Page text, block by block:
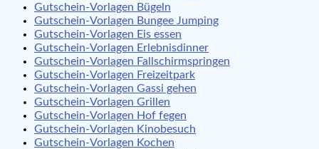
Gutschein-Vorlagen Bügeln
Gutschein-Vorlagen Bungee Jumping
Gutschein-Vorlagen Eis essen
Gutschein-Vorlagen Erlebnisdinner
Gutschein-Vorlagen Fallschirmspringen
Gutschein-Vorlagen Freizeitpark
Gutschein-Vorlagen Gassi gehen
Gutschein-Vorlagen Grillen
Gutschein-Vorlagen Hof fegen
Gutschein-Vorlagen Kinobesuch
Gutschein-Vorlagen Kochen